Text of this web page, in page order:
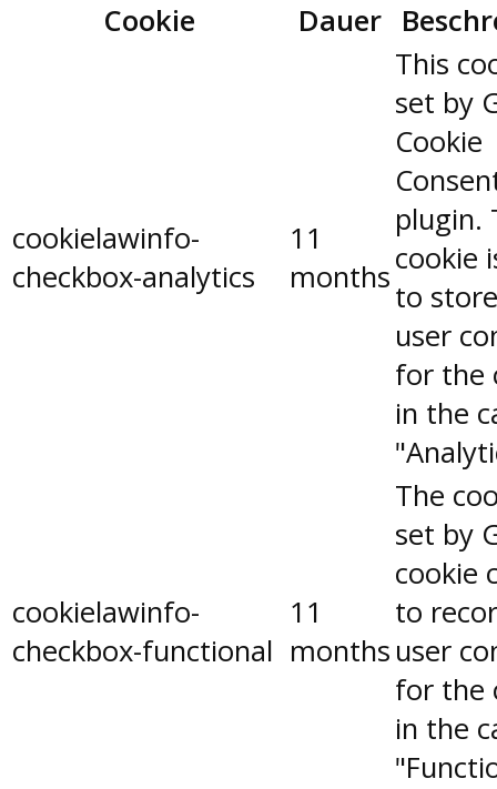
Cookie
Dauer
cookielawinfo-
checkbox-analytics
11
months
This
set by
Cookie
plugin.
cookie
to
user
for the
in the
cookielawinfo-
checkbox-functional
11
months
The
set by
cookie
to
user
for the
in the